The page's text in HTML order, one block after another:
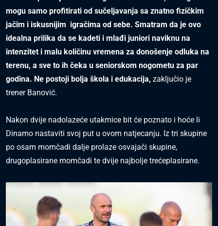
mogu samo profitirati od sučeljavanja sa znatno fizičkim
jačim i iskusnijim igračima od sebe. Smatram da je ovo
idealna prilika da se kadeti i mlađi juniori naviknu na
intenzitet i malu količinu vremena za donošenje odluka na
terenu, a sve to ih čeka u seniorskom nogometu za par
godina. Ne postoji bolja škola i edukacija, zaključio je
trener Banović.
Nakon dvije nadolazeće utakmice bit će poznato i hoće li
Dinamo nastaviti svoj put u ovom natjecanju. Iz tri skupine
po osam momčadi dalje prolaze osvajači skupine,
drugoplasirane momčadi te dvije najbolje trećeplasirane.